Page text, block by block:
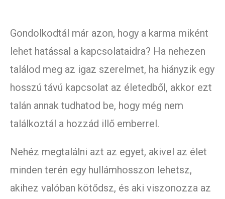
Gondolkodtál már azon, hogy a karma miként
lehet hatással a kapcsolataidra? Ha nehezen
találod meg az igaz szerelmet, ha hiányzik egy
hosszú távú kapcsolat az életedből, akkor ezt
talán annak tudhatod be, hogy még nem
találkoztál a hozzád illő emberrel.
Nehéz megtalálni azt az egyet, akivel az élet
minden terén egy hullámhosszon lehetsz,
akihez valóban kötődsz, és aki viszonozza az